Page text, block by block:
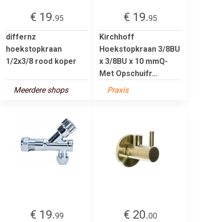
€ 19.95
differnz
hoekstopkraan
1/2x3/8 rood koper
Meerdere shops
€ 19.95
Kirchhoff
Hoekstopkraan 3/8BU
x 3/8BU x 10 mmQ-
Met Opschuifr...
Praxis
€ 19.99
€ 20.00